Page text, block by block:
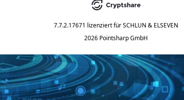
7.7.2.17671 lizenziert fürSCHLUN & ELSEVEN
2026 Pointsharp GmbH